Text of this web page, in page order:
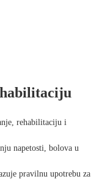
rehabilitaciju i
napetosti, bolova u
pravilnu upotrebu za